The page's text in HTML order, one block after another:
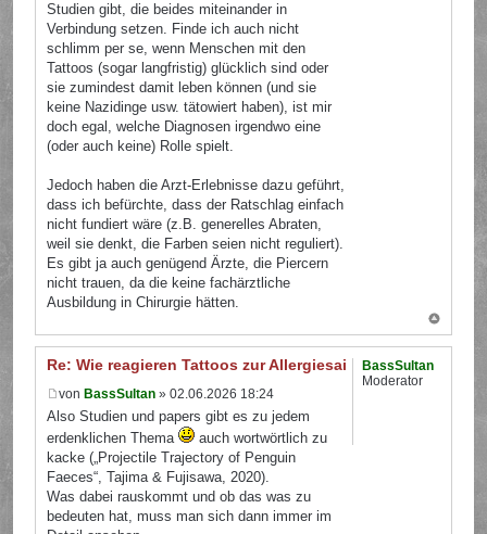
Studien gibt, die beides miteinander in
Verbindung setzen. Finde ich auch nicht
schlimm per se, wenn Menschen mit den
Tattoos (sogar langfristig) glücklich sind oder
sie zumindest damit leben können (und sie
keine Nazidinge usw. tätowiert haben), ist mir
doch egal, welche Diagnosen irgendwo eine
(oder auch keine) Rolle spielt.
Jedoch haben die Arzt-Erlebnisse dazu geführt,
dass ich befürchte, dass der Ratschlag einfach
nicht fundiert wäre (z.B. generelles Abraten,
weil sie denkt, die Farben seien nicht reguliert).
Es gibt ja auch genügend Ärzte, die Piercern
nicht trauen, da die keine fachärztliche
Ausbildung in Chirurgie hätten.
Re: Wie reagieren Tattoos zur Allergiesaison?
von BassSultan » 02.06.2026 18:24
Also Studien und papers gibt es zu jedem
erdenklichen Thema
auch wortwörtlich zu
kacke („Projectile Trajectory of Penguin
Faeces“, Tajima & Fujisawa, 2020).
Was dabei rauskommt und ob das was zu
bedeuten hat, muss man sich dann immer im
BassSultan
Moderator